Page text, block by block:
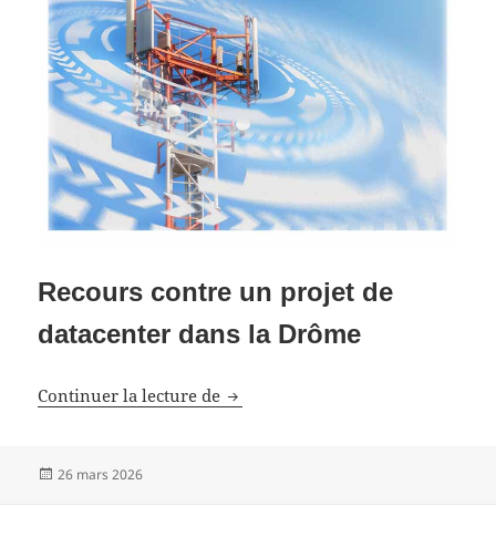
Recours contre un projet de
datacenter dans la Drôme
Continuer la lecture de Un grain de sable dans les
Publié
26 mars 2026